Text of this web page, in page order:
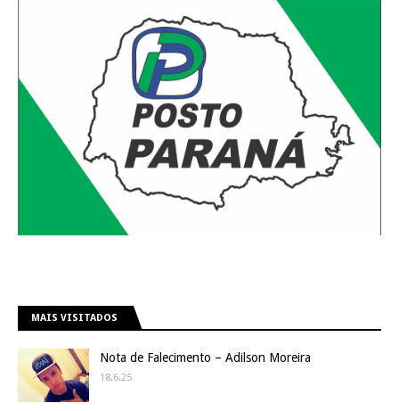
MAIS VISITADOS
Nota de Falecimento – Adilson Moreira
18.6.25